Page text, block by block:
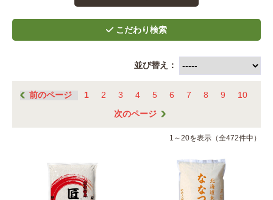
並び替え：
前のページ 1 2 3 4 5 6 7 8 9
10
次のページ
1～20を表示（全472件中）